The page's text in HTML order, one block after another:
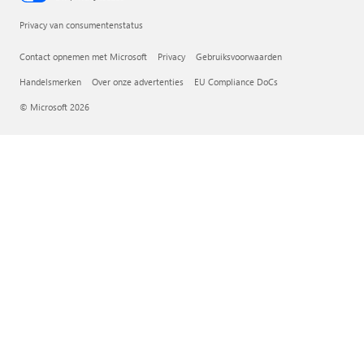
Privacy van consumentenstatus
Contact opnemen met Microsoft Privacy Gebruiksvoorwaarden
Handelsmerken Over onze advertenties EU Compliance DoCs
© Microsoft 2026